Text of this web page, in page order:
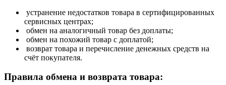
устранение недостатков товара в сертифицированных
сервисных центрах;
обмен на аналогичный товар без доплаты;
обмен на похожий товар с доплатой;
возврат товара и перечисление денежных средств на
счёт покупателя.
Правила обмена и возврата товара: